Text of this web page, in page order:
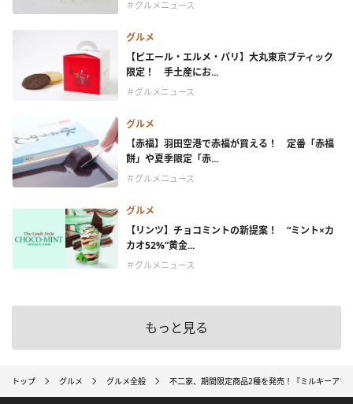
＃グルメニュース
グルメ
【ピエール・エルメ・パリ】大丸東京ブティック
限定！ 手土産にお...
＃グルメニュース
グルメ
【赤福】羽田空港で赤福が買える！ 定番「赤福
餅」や夏季限定「赤...
＃グルメニュース
グルメ
【リンツ】チョコミントの新提案！ “ミント×カ
カオ52%”黄金...
＃グルメニュース
もっと見る
トップ グルメ グルメ全般 不二家、期間限定商品2種を発売！『ミルキーアソ